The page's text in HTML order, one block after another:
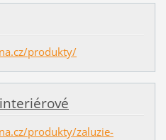
produkty/
produkty/zaluzie-